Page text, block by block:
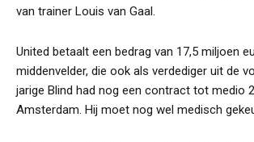
van trainer Louis van Gaal.
United betaalt een bedrag van 17,5 miljoen
middenvelder, die ook als verdediger uit de
jarige Blind had nog een contract tot medio
Amsterdam. Hij moet nog wel medisch